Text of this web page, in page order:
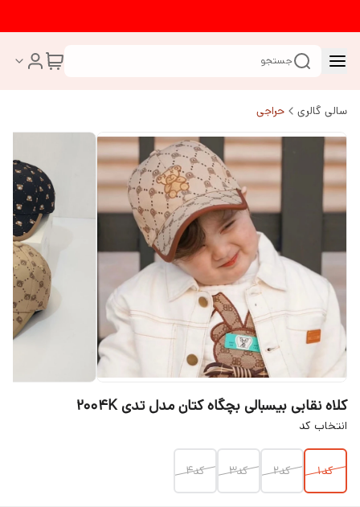
جستجو
سالی گالری حراجی
کلاه نقابی بیسبالی بچگاه کتان مدل تدی 2004K
انتخاب کد
کد1 کد2 کد3 کد4